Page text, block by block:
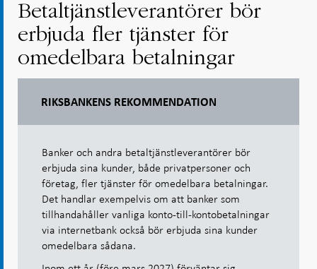
Betaltjänstleverantörer bör
erbjuda fler tjänster för
omedelbara betalningar
RIKSBANKENS REKOMMENDATION
Banker och andra betaltjänstleverantörer bör
erbjuda sina kunder, både privatpersoner och
företag, fler tjänster för omedelbara betalningar.
Det handlar exempelvis om att banker som
tillhandahåller vanliga konto-till-kontobetalningar
via internetbank också bör erbjuda sina kunder
omedelbara sådana.